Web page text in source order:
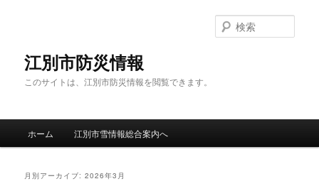
江別市防災情報
このサイトは、江別市防災情報を閲覧できます。
索
メインコンテンツへ移動
サブコンテンツへ移動
ホーム 江別市雪情報総合案内へ
月別アーカイブ:2026年3月